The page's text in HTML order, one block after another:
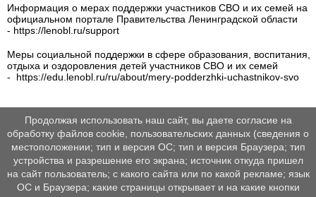
Информация о мерах поддержки участников СВО и их семей на
официальном портале Правительства Ленинградской области
- https://lenobl.ru/support
Меры социальной поддержки в сфере образования, воспитания,
отдыха и оздоровления детей участников СВО и их семей
- https://edu.lenobl.ru/ru/about/mery-podderzhki-uchastnikov-svo
Продолжая использовать наш сайт, вы даете согласие на
обработку файлов cookie, пользовательских данных (сведения о
местоположении; тип и версия ОС; тип и версия Браузера; тип
устройства и разрешение его экрана; источник откуда пришел
на сайт пользователь; с какого сайта или по какой рекламе; язык
ОС и Браузера; какие страницы открывает и на какие кнопки